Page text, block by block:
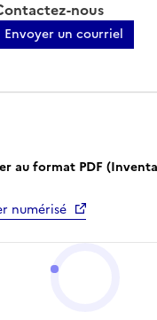
nous
Envoyer un courriel
au format PDF
numérisé